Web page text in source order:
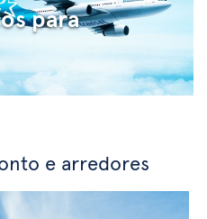
para
e arredores